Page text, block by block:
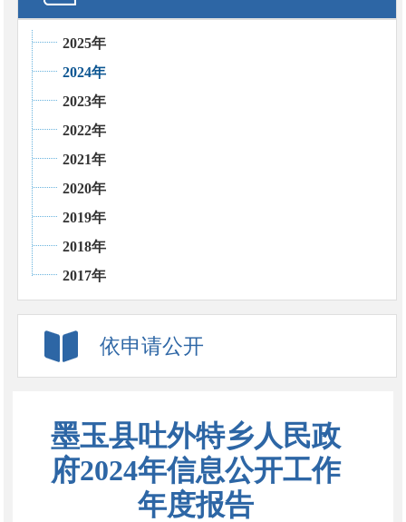
2025年
2024年
2023年
2022年
2021年
2020年
2019年
2018年
2017年
依申请公开
墨玉县吐外特乡人民政
府2024年信息公开工作
年度报告